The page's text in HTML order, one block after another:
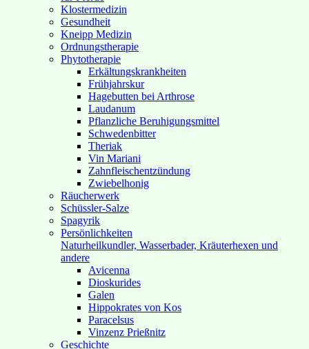
Klostermedizin
Gesundheit
Kneipp Medizin
Ordnungstherapie
Phytotherapie
Erkältungskrankheiten
Frühjahrskur
Hagebutten bei Arthrose
Laudanum
Pflanzliche Beruhigungsmittel
Schwedenbitter
Theriak
Vin Mariani
Zahnfleischentzündung
Zwiebelhonig
Räucherwerk
Schüssler-Salze
Spagyrik
Persönlichkeiten
Naturheilkundler, Wasserbader, Kräuterhexen und
andere
Avicenna
Dioskurides
Galen
Hippokrates von Kos
Paracelsus
Vinzenz Prießnitz
Geschichte